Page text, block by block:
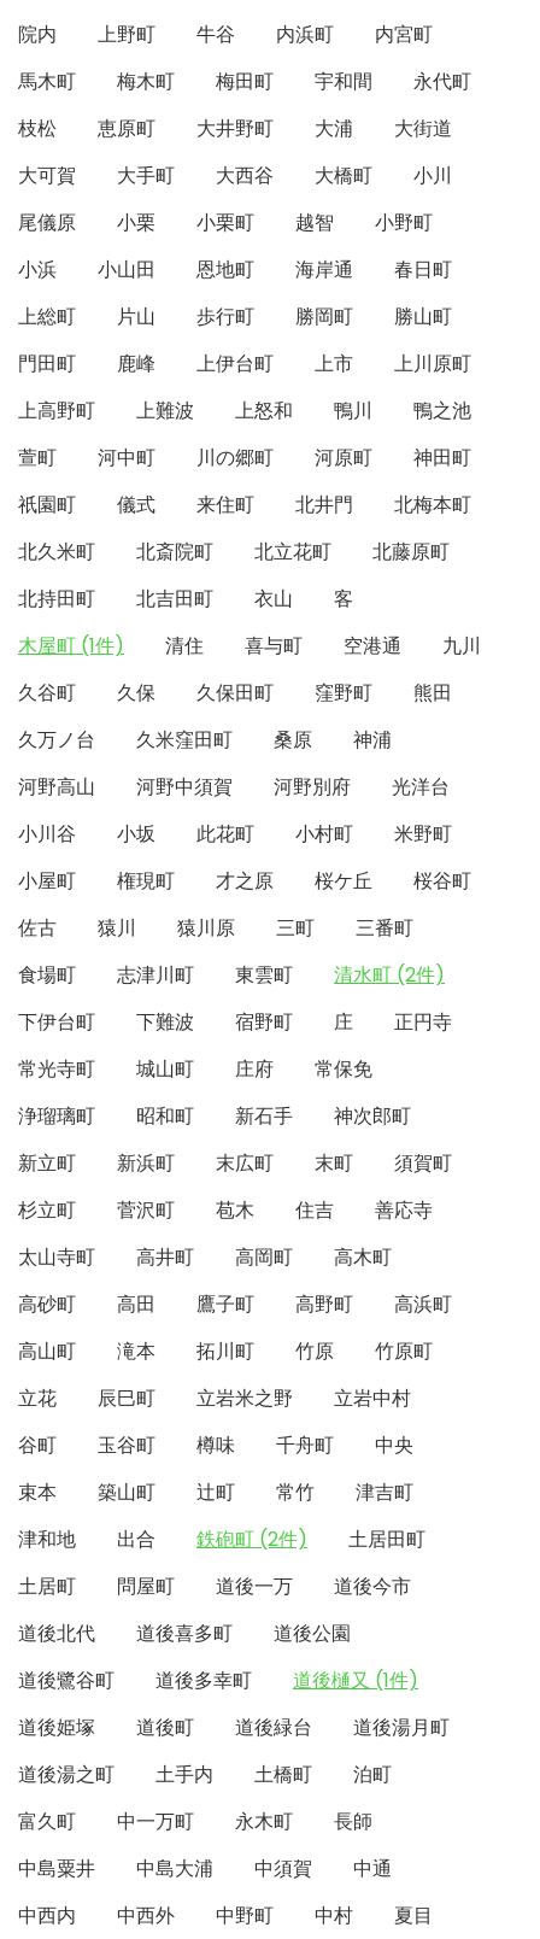
院内
上野町 牛谷 内浜町
内宮町
馬木町
梅木町 梅田町 宇和間
永代町
枝松
恵原町 大井野町 大浦
大街道
大可賀
大手町 大西谷 大橋町
小川
尾儀原
小栗 小栗町 越智
小野町
小浜
小山田 恩地町 海岸通
春日町
上総町
片山 歩行町 勝岡町
勝山町
門田町
鹿峰 上伊台町 上市
上川原町
上高野町
上難波 上怒和 鴨川
鴨之池
萱町
河中町 川の郷町 河原町
神田町
祇園町
儀式 来住町 北井門
北梅本町
北久米町
北斎院町 北立花町
北藤原町
北持田町
北吉田町 衣山
客
木屋町 (1件)
清住 喜与町 空港通
九川
久谷町
久保 久保田町 窪野町
熊田
久万ノ台
久米窪田町 桑原
神浦
河野高山
河野中須賀 河野別府
光洋台
小川谷
小坂 此花町 小村町
米野町
小屋町
権現町 才之原 桜ケ丘
桜谷町
佐古
猿川 猿川原 三町
三番町
食場町
志津川町 東雲町
清水町 (2件)
下伊台町
下難波 宿野町 庄
正円寺
常光寺町
城山町 庄府
常保免
浄瑠璃町
昭和町 新石手
神次郎町
新立町
新浜町 末広町 末町
須賀町
杉立町
菅沢町 苞木 住吉
善応寺
太山寺町
高井町 高岡町
高木町
高砂町
高田 鷹子町 高野町
高浜町
高山町
滝本 拓川町 竹原
竹原町
立花
辰巳町 立岩米之野
立岩中村
谷町
玉谷町 樽味 千舟町
中央
束本
築山町 辻町 常竹
津吉町
津和地
出合 鉄砲町 (2件)
土居田町
土居町
問屋町 道後一万
道後今市
道後北代
道後喜多町
道後公園
道後鷺谷町
道後多幸町
道後樋又 (1件)
道後姫塚
道後町 道後緑台
道後湯月町
道後湯之町
土手内 土橋町
泊町
富久町
中一万町 永木町
長師
中島粟井
中島大浦 中須賀
中通
中西内
中西外 中野町 中村
夏目